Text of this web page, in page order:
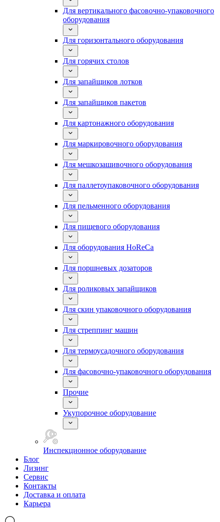
Для вертикального фасовочно-упаковочного
оборудования
Для горизонтального оборудования
Для горячих столов
Для запайщиков лотков
Для запайщиков пакетов
Для картонажного оборудования
Для маркировочного оборудования
Для мешкозашивочного оборудования
Для паллетоупаковочного оборудования
Для пельменного оборудования
Для пищевого оборудования
Для оборудования HoReCa
Для поршневых дозаторов
Для роликовых запайщиков
Для скин упаковочного оборудования
Для стреппинг машин
Для термоусадочного оборудования
Для фасовочно-упаковочного оборудования
Прочие
Укупорочное оборудование
Инспекционное оборудование
Блог
Лизинг
Сервис
Контакты
Доставка и оплата
Карьера